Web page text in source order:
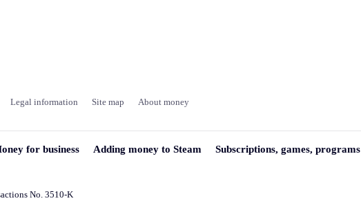
Legal information Site map About money
for business Adding money to Steam Subscriptions, games, programs
No. 3510-K